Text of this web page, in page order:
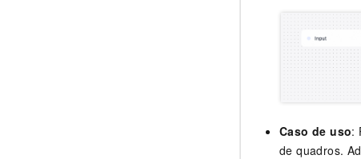
Caso de uso:
de quadros.